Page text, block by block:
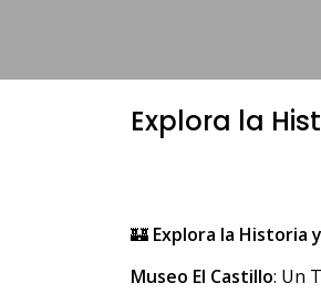
Explora la
🏰 Explora la Historia
Museo El Castillo: Un